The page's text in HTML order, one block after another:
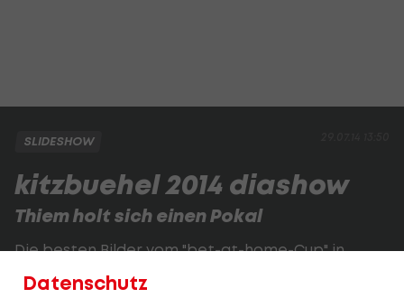
SLIDESHOW
kitzbuehel 2014 diashow
Thiem holt sich einen Pokal
Die besten Bilder vom "bet-at-home-Cup" in
Kitzbühel:
Datenschutz